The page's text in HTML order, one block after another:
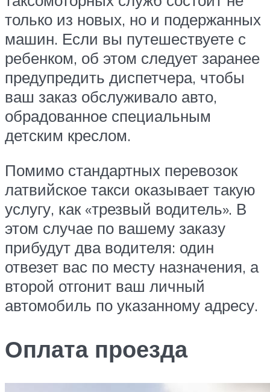
только из новых, но и подержанных
машин. Если вы путешествуете с
ребенком, об этом следует заранее
предупредить диспетчера, чтобы
ваш заказ обслуживало авто,
обрадованное специальным
детским креслом.
Помимо стандартных перевозок
латвийское такси оказывает такую
услугу, как «трезвый водитель». В
этом случае по вашему заказу
прибудут два водителя: один
отвезет вас по месту назначения, а
второй отгонит ваш личный
автомобиль по указанному адресу.
Оплата проезда